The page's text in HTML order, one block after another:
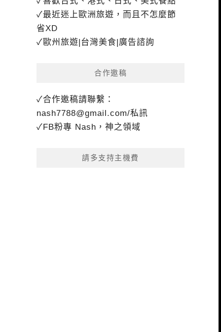
✓最近迷上歐洲旅遊，而且不怎麼節
省XD
✓歐州旅遊|台灣美食|廣告諮詢
合作邀稿
✓合作邀稿請聯繫：
nash7788@gmail.com/私訊
✓FB粉專 Nash，神之領域
請多支持主機費